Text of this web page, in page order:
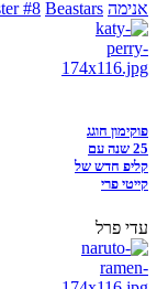
אנימה
#8 Beastars
פוקימון חוגג
25 שנה עם
קליפ חדש של
קייטי פרי
עדי פרל